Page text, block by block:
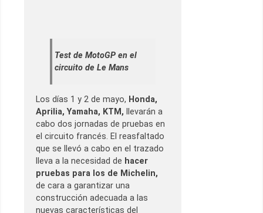
Test de MotoGP en el
circuito de Le Mans
Los días 1 y 2 de mayo, Honda,
Aprilia, Yamaha, KTM, llevarán a
cabo dos jornadas de pruebas en
el circuito francés. El reasfaltado
que se llevó a cabo en el trazado
lleva a la necesidad de hacer
pruebas para los de Michelin,
de cara a garantizar una
construcción adecuada a las
nuevas características del